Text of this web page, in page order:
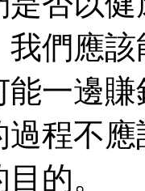
們應
一邊
過程不
的。